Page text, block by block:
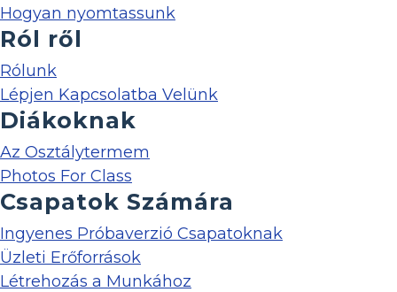
Hogyan nyomtassunk
Ról ről
Rólunk
Lépjen Kapcsolatba Velünk
Diákoknak
Az Osztálytermem
Photos For Class
Csapatok Számára
Ingyenes Próbaverzió Csapatoknak
Üzleti Erőforrások
Létrehozás a Munkához